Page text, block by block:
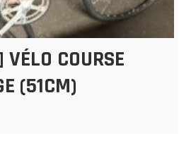
COURSE
(51CM)